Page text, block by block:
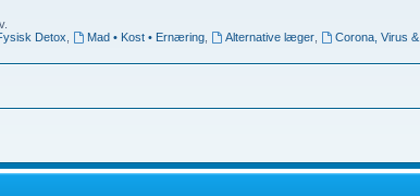
Detox Mad • Kost • Ernæring Alternative læger
Corona, Virus &